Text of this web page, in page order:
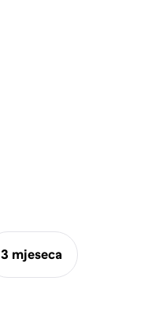
3 mjeseca